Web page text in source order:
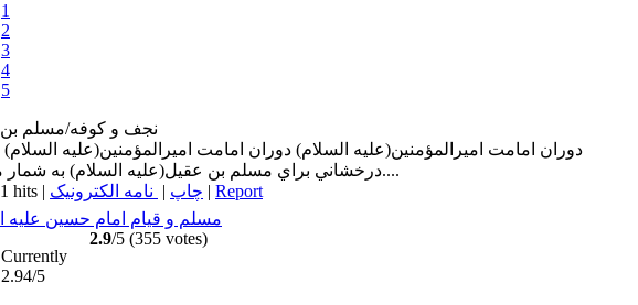
1
2
3
4
5
نجف و كوفه/مسلم
دوران امامت اميرالمؤمنين(عليه السلام) دوران امامت اميرالمؤمنين(عليه
درخشاني براي مسلم بن عقيل(عليه السلام) به شمار مي آيد....
hits | چاپ | نامه الکترونیک | Report
مسلم و قيام امام حسين عليه
Currently
2.94/5
2.9/5 (355 votes)